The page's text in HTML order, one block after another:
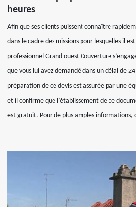
heures
Afin que ses clients puissent connaître
dans le cadre des missions pour lesquelles il
professionnel Grand ouest Couverture
que vous lui avez demandé dans un délai de
préparation de ce devis est assurée par une
et il confirme que l’établissement de ce
est gratuit. Pour de plus amples informations,